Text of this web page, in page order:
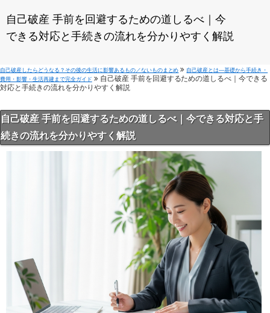
自己破産 手前を回避するための道しるべ｜今
できる対応と手続きの流れを分かりやすく解説
自己破産したらどうなる？その後の生活に影響あるもの／ないものまとめ
自己破産とは—基礎から手続き・
費用・影響・生活再建まで完全ガイド
自己破産 手前を回避するための道しるべ｜今できる
対応と手続きの流れを分かりやすく解説
自己破産 手前を回避するための道しるべ｜今できる対応と手
続きの流れを分かりやすく解説